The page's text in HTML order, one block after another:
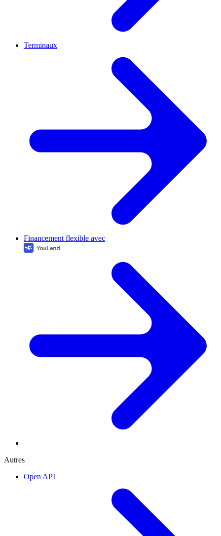
Terminaux
Financement flexible avec
Autres
Open API